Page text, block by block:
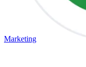
Marketing